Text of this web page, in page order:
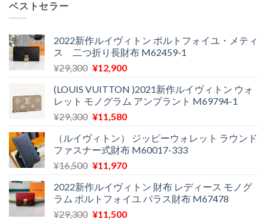
¥24,000
で
し
は
¥11,900
で
ベストセラー
2022新作ルイヴィトン ポルトフォイユ・メティ
ス 二つ折り長財布 M62459-1
¥29,300 元
価
格
は
で
し
た。
¥12,900現
の
価
格
¥12,900
で
す。
(LOUIS VUITTON )2021新作ルイヴィトン ウォ
レット モノグラム アンプラント M69794-1
¥29,300 元
価
格
は
で
し
た。
¥11,580現
の
価
格
¥11,580
で
す。
（ルイヴィトン） ジッピーウォレット ラウンド
ファスナー式財布 M60017-333
¥16,500 元
価
格
は
¥11,970現
の
価
格
2022新作ルイヴィトン 財布 レディース モノグ
ラム ポルトフォイユ パラス財布 M67478
¥29,300 元
¥11,500現